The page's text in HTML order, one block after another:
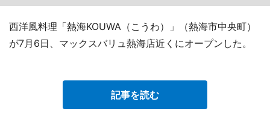
西洋風料理「熱海KOUWA（こうわ）」（熱海市中央町）
が7月6日、マックスバリュ熱海店近くにオープンした。
記事を読む